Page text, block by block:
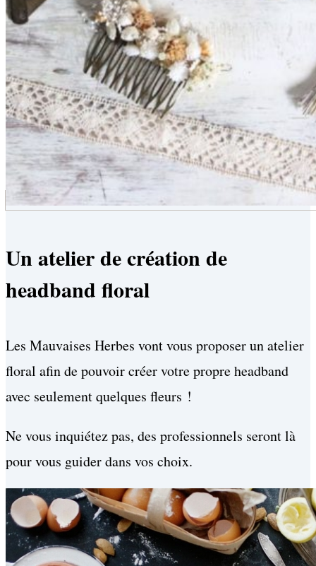
Un atelier de création de
headband floral
Les Mauvaises Herbes vont vous proposer un atelier
floral afin de pouvoir créer votre propre headband
avec seulement quelques fleurs !
Ne vous inquiétez pas, des professionnels seront là
pour vous guider dans vos choix.